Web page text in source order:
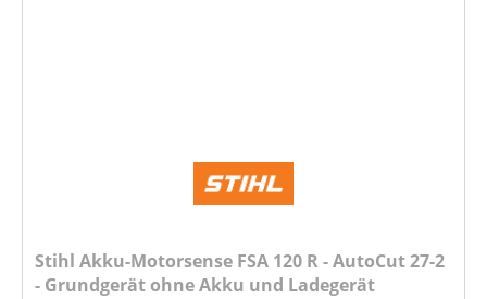
Stihl Akku-Motorsense FSA 120 R - AutoCut 27-2
- Grundgerät ohne Akku und Ladegerät